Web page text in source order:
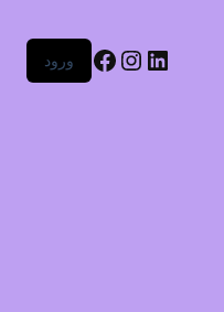
لینکداین
اینستاگرم
فیس‌بوک
ورود